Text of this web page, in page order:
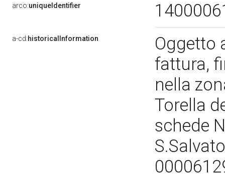
arco:uniqueIdentifier
a-cd:historicalInformation
Oggetto
fattura,
nella
Torella
schede